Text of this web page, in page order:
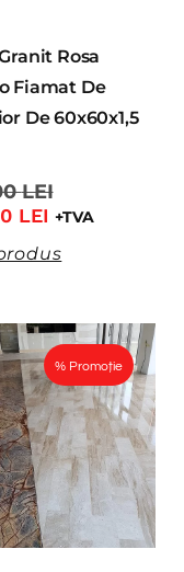
Rosa
Fiamat De
De 60x60x1,5
LEI
LEI +TVA
% Promoție